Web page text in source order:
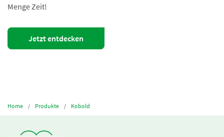
Menge Zeit!
Jetzt entdecken
Home Produkte Kobold